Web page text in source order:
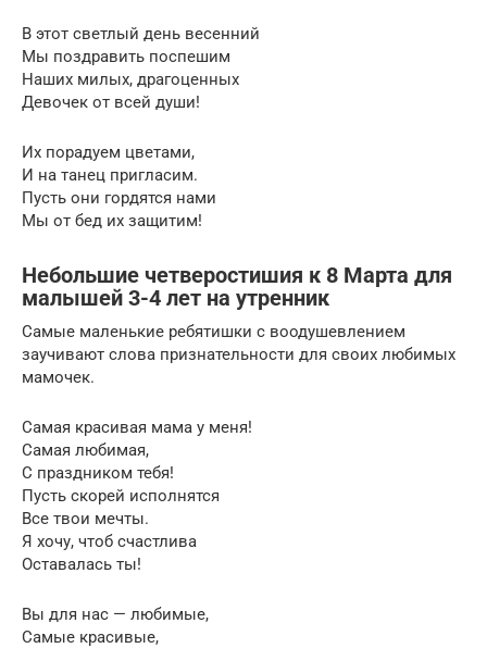
В этот светлый день весенний
Мы поздравить поспешим
Наших милых, драгоценных
Девочек от всей души!
Их порадуем цветами,
И на танец пригласим.
Пусть они гордятся нами
Мы от бед их защитим!
Небольшие четверостишия к 8 Марта для
малышей 3-4 лет на утренник
Самые маленькие ребятишки с воодушевлением
заучивают слова признательности для своих любимых
мамочек.
Самая красивая мама у меня!
Самая любимая,
С праздником тебя!
Пусть скорей исполнятся
Все твои мечты.
Я хочу, чтоб счастлива
Оставалась ты!
Вы для нас — любимые,
Самые красивые,